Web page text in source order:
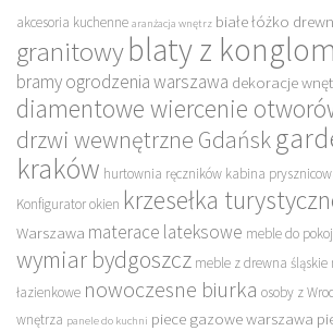
akcesoria kuchenne aranżacja wnętrz białe łóżko
granitowyblaty z
bramy ogrodzenia warszawa dekoracje
diamentowe wiercenie
drzwi wewnętrzne Gdańsk
kraków hurtownia ręczników kabina
Konfigurator okien krzesełka
Warszawa materace lateksowe meble do
wymiar bydgoszcz meble z drewna śląskie
łazienkowe nowoczesne biurka osoby z
wnętrza panele do kuchni piece gazowe warszawa